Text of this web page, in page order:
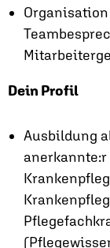
Dein Profil
Ausbildung